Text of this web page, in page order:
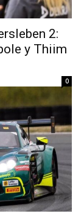
2:
y Thiim
0